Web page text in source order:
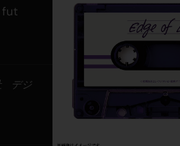
fut
デジ